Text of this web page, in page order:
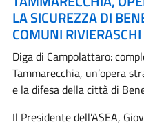
LA SICUREZZA DI
COMUNI RIVIERASCHI
Diga di Campolattaro:
Tammarecchia, un’opera
e la difesa della città di
Il Presidente dell’ASEA,